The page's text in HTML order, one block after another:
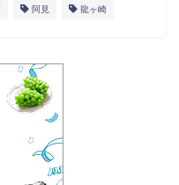
阿見 龍ヶ崎